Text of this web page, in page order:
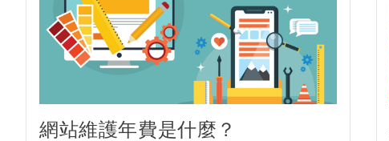
網站維護年費是什麼？